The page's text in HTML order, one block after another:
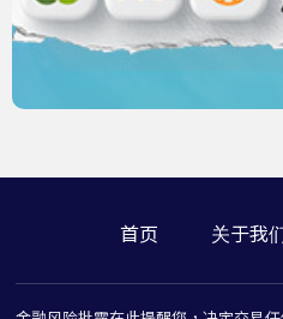
首页 关于我